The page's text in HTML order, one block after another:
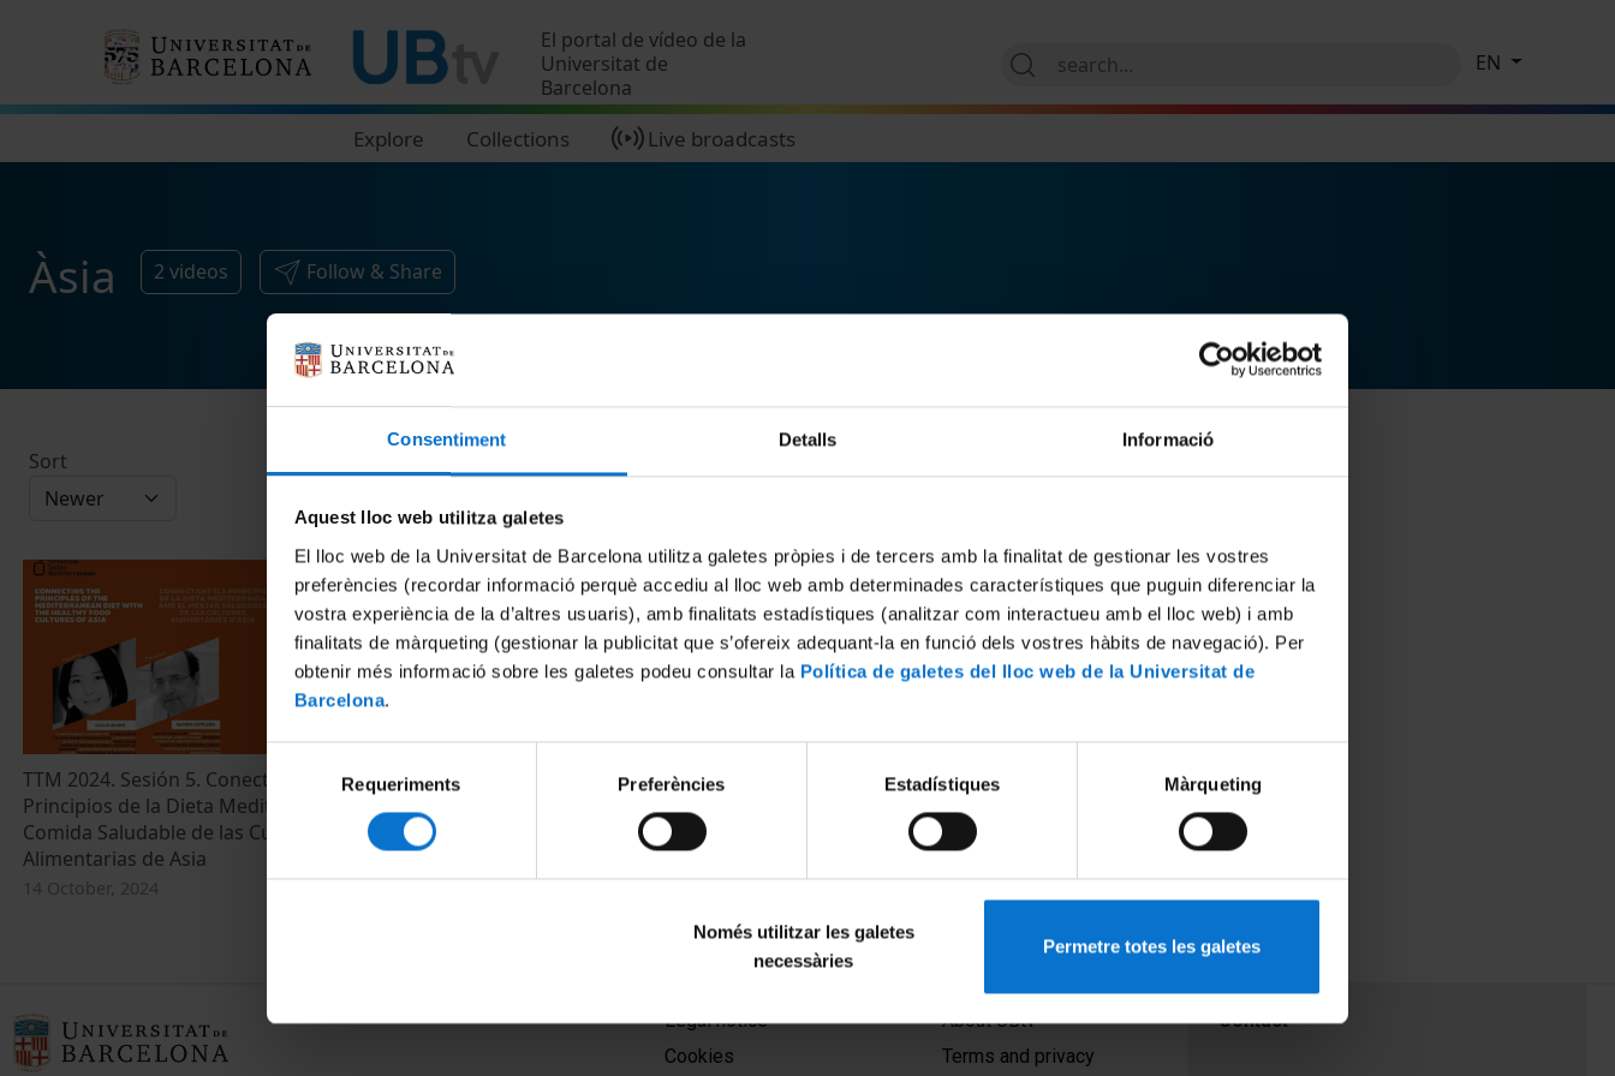
Consentiment Detalls Informació
Aquest lloc web utilitza galetes
El lloc web de la Universitat de Barcelona utilitza galetes pròpies i de tercers amb la finalitat de gestionar les vostres
preferències (recordar informació perquè accediu al lloc web amb determinades característiques que puguin diferenciar la
vostra experiència de la d’altres usuaris), amb finalitats estadístiques (analitzar com interactueu amb el lloc web) i amb
finalitats de màrqueting (gestionar la publicitat que s’ofereix adequant-la en funció dels vostres hàbits de navegació). Per
obtenir més informació sobre les galetes podeu consultar la Política de galetes del lloc web de la Universitat de
Barcelona.
Selecció
de
consentiment
Requeriments Preferències Estadístiques Màrqueting
Només utilitzar les galetes
necessàries
Permetre totes les galetes
El portal de vídeo de la
Universitat de
Barcelona
Explore Collections Live broadcasts
EN
Àsia 2 videos Follow & Share
Sort
TTM 2024. Sesión 5. Conectando los
Principios de la Dieta Mediterránea con la
Comida Saludable de las Culturas
Alimentarias de Asia
14 October, 2024
TTM 2024. Session 5. Connecting the
Principles of the Mediterranean Diet with
the Healthy Food Cultures of Asia
Legal notice
Cookies
About UBtv
Terms and privacy
Contact